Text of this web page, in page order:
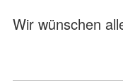
Wir wünschen